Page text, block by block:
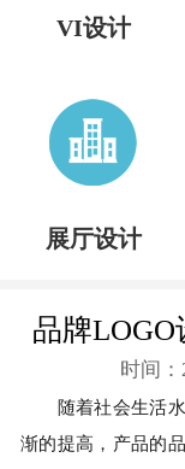
VI设计
展厅设计
品牌
时间
随着社会生活水
渐的提高，产品的